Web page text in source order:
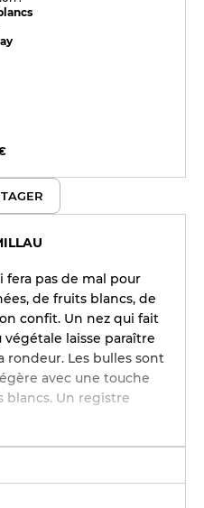
fera pas de mal pour
de fruits blancs, de
confit. Un nez qui fait
laisse paraître
rondeur. Les bulles sont
avec une touche
Un registre